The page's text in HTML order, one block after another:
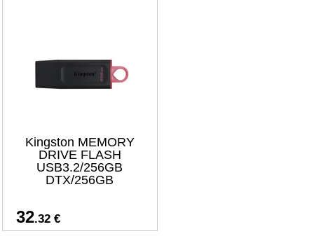
Kingston MEMORY
DRIVE FLASH
USB3.2/256GB
DTX/256GB
32.32 €